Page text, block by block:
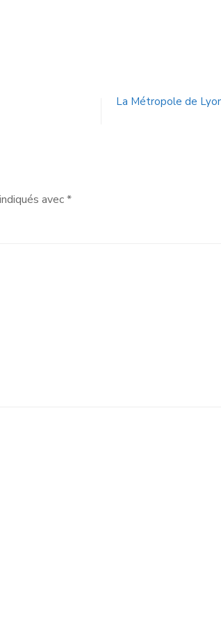
La Métropole de
avec*